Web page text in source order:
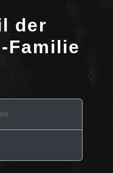
der
Familie